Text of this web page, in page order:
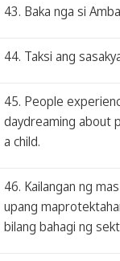
43. Baka nga si
44. Taksi ang
45. People
daydreaming about
a child.
46. Kailangan ng
upang
bilang bahagi ng